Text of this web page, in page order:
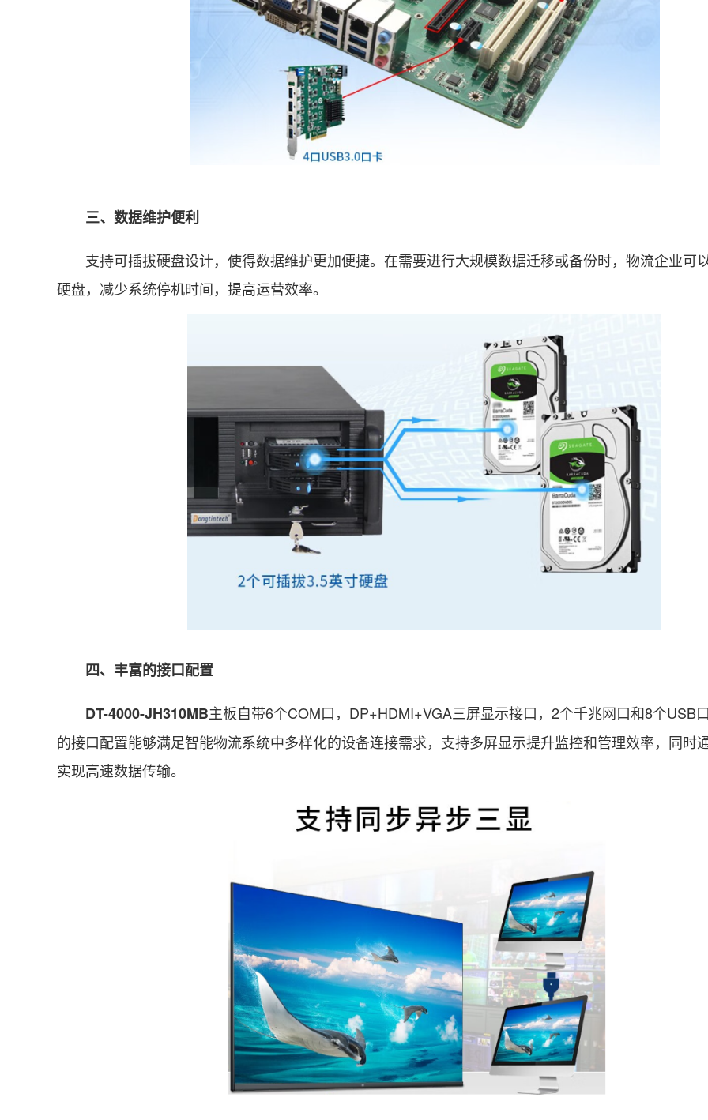
三、数据维护便利
支持可插拔硬盘设计，使得数据维护更加便捷。在需要进行大规模数据迁移或备份时，物流企业可
硬盘，减少系统停机时间，提高运营效率。
四、丰富的接口配置
DT-4000-JH310MB主板自带6个COM口，DP+HDMI+VGA三屏显示接口，2个千兆网口和8个USB
的接口配置能够满足智能物流系统中多样化的设备连接需求，支持多屏显示提升监控和管理效率，同时
实现高速数据传输。